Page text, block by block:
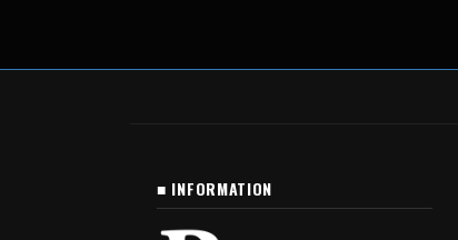
■ INFORMATION